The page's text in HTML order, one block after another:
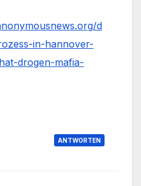
d
in-hannover-
drogen-mafia-
ANTWORTEN